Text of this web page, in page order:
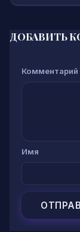
ДОБАВИТЬ
Комментарий
Имя